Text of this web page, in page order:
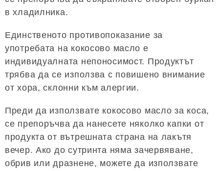
в хладилника.
Единственото противопоказание за
употребата на кокосово масло е
индивидуалната непоносимост. Продуктът
трябва да се използва с повишено внимание
от хора, склонни към алергии.
Преди да използвате кокосово масло за коса,
се препоръчва да нанесете няколко капки от
продукта от вътрешната страна на лакътя
вечер. Ако до сутринта няма зачервяване,
обрив или дразнене, можете да използвате